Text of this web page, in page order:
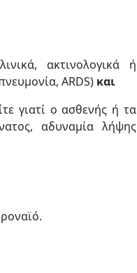
ακτινολογικά ή
ARDS) και
γιατί ο ασθενής ή τα
αδυναμία λήψης